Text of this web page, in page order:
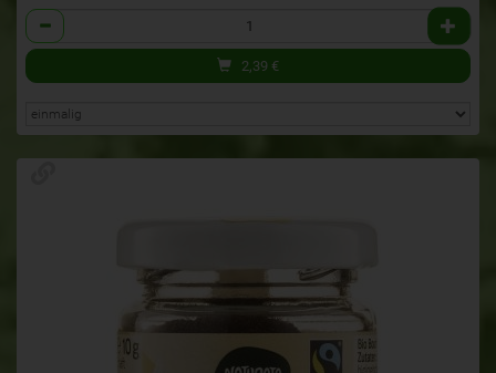
Anzahl
2,39 €